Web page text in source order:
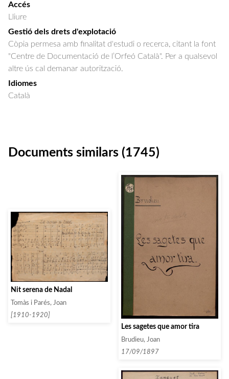
Accés
Lliure
Gestió dels drets d'explotació
Còpia permesa amb finalitat d'estudi o recerca, citant la font
"Centre de Documentació de l’Orfeó Català". Per a qualsevol
altre ús cal demanar autorització.
Idiomes
Català
Documents similars (1745)
Nit serena de Nadal
Tomàs i Parés, Joan
[1910-1920]
Les sagetes que amor tira
Brudieu, Joan
17/09/1897